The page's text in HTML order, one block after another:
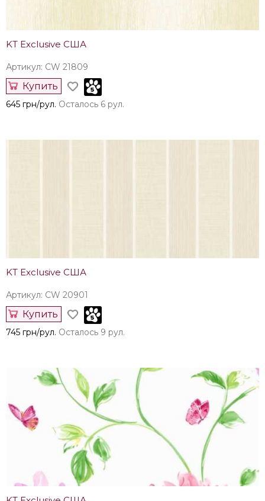
KT Exclusive США
Артикул: CW 21809
Купить
645 грн/рул. Осталось 6 рул.
KT Exclusive США
Артикул: CW 20901
Купить
745 грн/рул. Осталось 9 рул.